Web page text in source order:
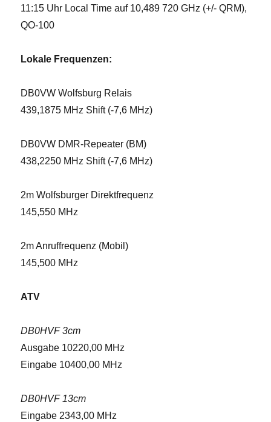
11:15 Uhr Local Time auf 10,489 720 GHz (+/- QRM),
QO-100
Lokale Frequenzen:
DB0VW Wolfsburg Relais
439,1875 MHz Shift (-7,6 MHz)
DB0VW DMR-Repeater (BM)
438,2250 MHz Shift (-7,6 MHz)
2m Wolfsburger Direktfrequenz
145,550 MHz
2m Anruffrequenz (Mobil)
145,500 MHz
ATV
DB0HVF 3cm
Ausgabe 10220,00 MHz
Eingabe 10400,00 MHz
DB0HVF 13cm
Eingabe 2343,00 MHz